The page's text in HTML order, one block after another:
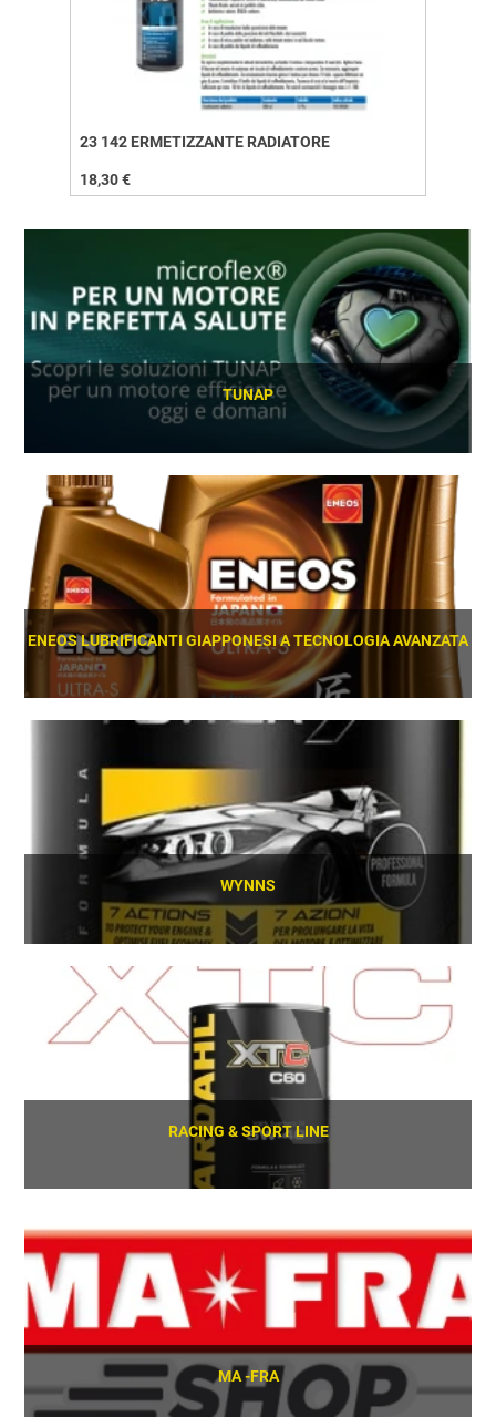
23 142 ERMETIZZANTE RADIATORE
18,30 €
TUNAP
SCOPRI
ENEOS LUBRIFICANTI GIAPPONESI A TECNOLOGIA AVANZATA
WYNNS
SCOPRI
RACING & SPORT LINE
MA -FRA